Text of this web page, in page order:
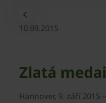
10.09.2015
Zlatá
Hannover, 9. září 2015